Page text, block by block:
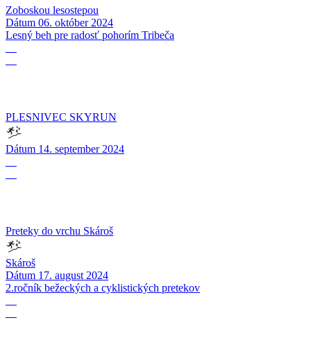
Zoboskou lesostepou
Dátum 06. október 2024
Lesný beh pre radosť pohorím Tribeča
PLESNIVEC SKYRUN
Dátum 14. september 2024
Preteky do vrchu Skároš
Skároš
Dátum 17. august 2024
2.ročník bežeckých a cyklistických pretekov